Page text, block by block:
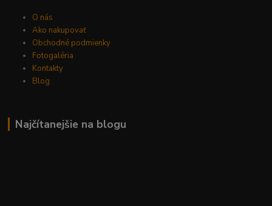
O nás
Ako nakupovať
Obchodné podmienky
Fotogaléria
Kontakty
Blog
Najčítanejšie na blogu